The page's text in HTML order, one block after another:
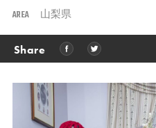
AREA 山梨県
Share